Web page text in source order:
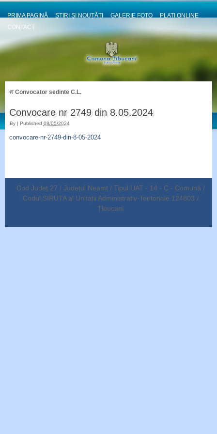
PRIMA PAGINĂ ȘTIRI ȘI NOUȚĂȚI GALERIE FOTO
PLATI ONLINE
CONTACT
«Convocator sedinte C.L.
Convocare nr 2749 din 8.05.2024
By | Published 08/05/2024
convocare-nr-2749-din-8-05-2024
Cod Județ 27 / Județul Neamț / Tipul UAT - 14 - C - Comună /
Codul SIRUTA al Unitații Administrativ-Teritoriale 124803 /
Țibucani